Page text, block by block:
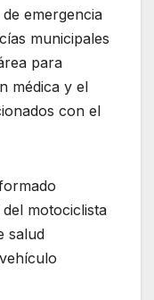
emergencia
municipales
para
médica y el
con el
motociclista
salud